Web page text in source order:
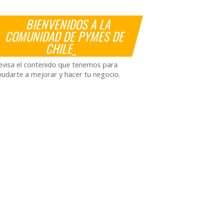
BIENVENIDOS A LA
COMUNIDAD DE PYMES DE
CHILE_
el contenido que tenemos para
a mejorar y hacer tu negocio.